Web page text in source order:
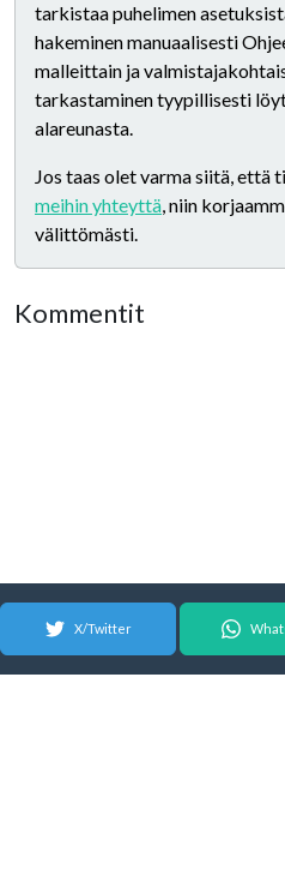
tarkistaa puhelimen
hakeminen manuaalisesti
malleittain ja
tarkastaminen tyypillisesti
alareunasta.
Jos taas olet varma siitä, että
meihin yhteyttä, niin
välittömästi.
Kommentit
X/Twitter